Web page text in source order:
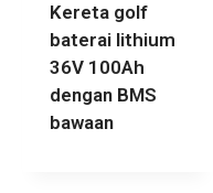
Kereta golf
baterai lithium
36V 100Ah
dengan BMS
bawaan